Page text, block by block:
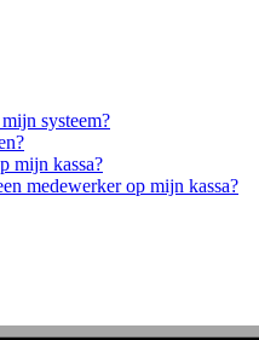
systeem?
mijn kassa?
medewerker op mijn kassa?